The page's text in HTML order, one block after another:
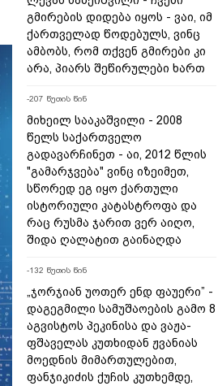
გმირების დიდება იყოს - ვაი, იმ
ქართველად წოდებულს, ვინც
ამბობს, რომ თქვენ გმირები კი
არა, პიარს შეწირულები ხართ
-207 წუთის წინ
მიხეილ სააკაშვილი - 2008
წელს საქართველო
გადავარჩინეთ - აი, 2012 წლის
"გამარჯვება" ვინც იზეიმეთ,
სწორედ ეგ იყო ქართული
ისტორიული კატასტროფა და
რაც რუსმა ჯარით ვერ აიღო,
შიდა ღალატით გაინაღდა
-132 წუთის წინ
„ჯორჯიან უოთერ ენდ ფაუერი” -
დაგეგმილი სამუშაოების გამო 8
აგვისტოს პეკინისა და ვაჟა-
ფშაველას კუთხიდან ჟვანიას
მოედნის მიმართულებით,
ფანჯიკიძის ქუჩის კუთხემდე,